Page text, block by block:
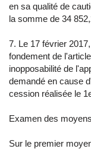
en sa qualité de
la somme de 34
7. Le 17 février
fondement de
inopposabilité de
demandé en cause
cession réalisée le
Examen des moyens
Sur le premier